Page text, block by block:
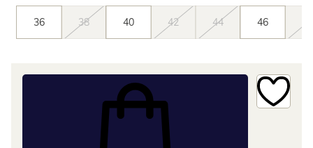
36 38 40 42 44 46